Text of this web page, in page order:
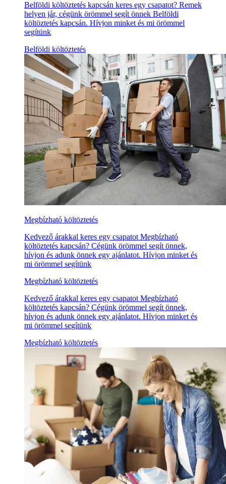
Belföldi költöztetés kapcsán keres egy csapatot? Remek
helyen jár, cégünk örömmel segít önnek Belföldi
költöztetés kapcsán. Hívjon minket és mi örömmel
segítünk
Belföldi költöztetés
Megbízható költöztetés
Kedvező árakkal keres egy csapatot Megbízható
költöztetés kapcsán? Cégünk örömmel segít önnek,
hívjon és adunk önnek egy ajánlatot. Hívjon minket és
mi örömmel segítünk
Megbízható költöztetés
Kedvező árakkal keres egy csapatot Megbízható
költöztetés kapcsán? Cégünk örömmel segít önnek,
hívjon és adunk önnek egy ajánlatot. Hívjon minket és
mi örömmel segítünk
Megbízható költöztetés